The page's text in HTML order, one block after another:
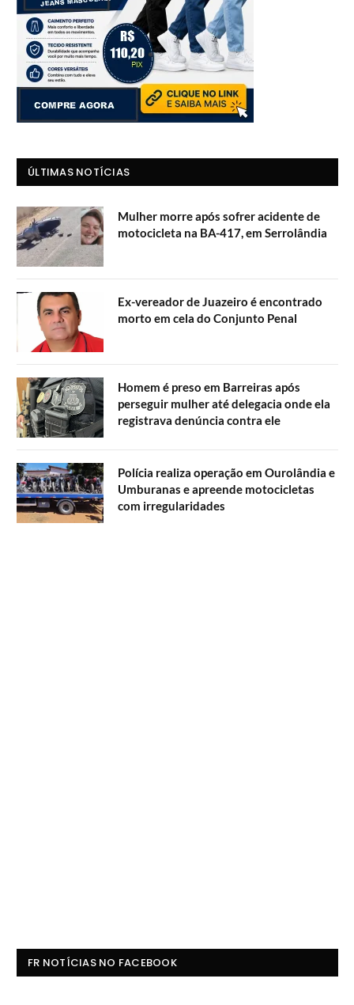
ÚLTIMAS NOTÍCIAS
Mulher morre após sofrer acidente de
motocicleta na BA-417, em Serrolândia
Ex-vereador de Juazeiro é encontrado
morto em cela do Conjunto Penal
Homem é preso em Barreiras após
perseguir mulher até delegacia onde ela
registrava denúncia contra ele
Polícia realiza operação em Ourolândia e
Umburanas e apreende motocicletas
com irregularidades
FR NOTÍCIAS NO FACEBOOK